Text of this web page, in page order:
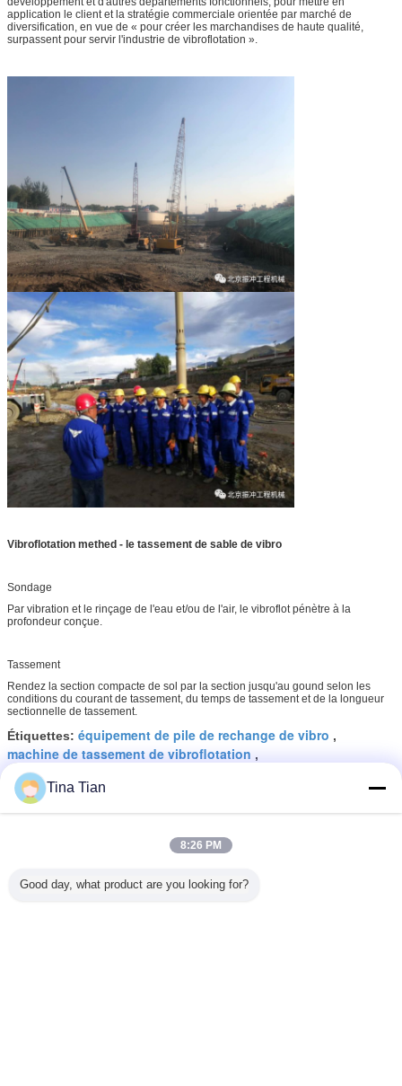
application le client et la stratégie commerciale orientée par marché de
diversification, en vue de « pour créer les marchandises de haute qualité,
surpassent pour servir l'industrie de vibroflotation ».
Vibroflotation methed - le tassement de sable de vibro
Sondage
Par vibration et le rinçage de l'eau et/ou de l'air, le vibroflot pénètre à la
profondeur conçue.
Tassement
Rendez la section compacte de sol par la section jusqu'au gound selon les
conditions du courant de tassement, du temps de tassement et de la longueur
sectionnelle de tassement.
Étiquettes: équipement de pile de rechange de vibro ,
machine de tassement de vibroflotation ,
colonnes concrètes de vibro
Vibroflot de Groud
Tina Tian
8:26 PM
Good day, what product are you looking for?